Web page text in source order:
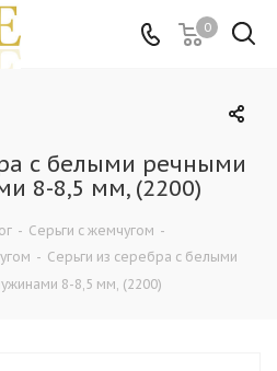
0
с белыми речными
8-8,5 мм, (2200)
- Серьги с жемчугом -
- Серьги из серебра с белыми
8-8,5 мм, (2200)